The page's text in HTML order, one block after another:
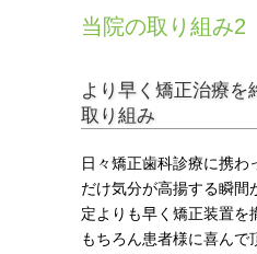
当院の取り組み2
より早く矯正治療を
取り組み
日々矯正歯科診療に携わ
だけ気分が高揚する瞬間
定よりも早く矯正装置を
もちろん患者様に喜んで